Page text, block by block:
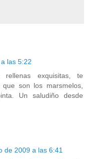
las 5:22
rellenas exquisitas, te
son los marsmelos,
Un saludiño desde
de 2009 a las 6:41